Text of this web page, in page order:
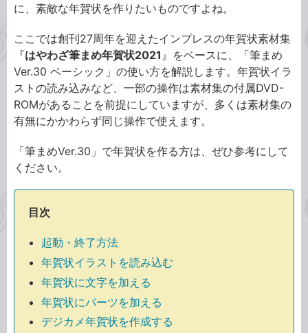
に、素敵な年賀状を作りたいものですよね。
ここでは創刊27周年を迎えたインプレスの年賀状素材集
『はやわざ筆まめ年賀状2021 』をベースに、「筆まめ
Ver.30 ベーシック」の使い方を解説します。年賀状イラ
ストの読み込みなど、一部の操作は素材集の付属DVD-
ROMがあることを前提にしていますが、多くは素材集の
有無にかかわらず同じ操作で使えます。
「筆まめVer.30」で年賀状を作る方は、ぜひ参考にして
ください。
目次
起動・終了方法
年賀状イラストを読み込む
年賀状に文字を加える
年賀状にパーツを加える
デジカメ年賀状を作成する